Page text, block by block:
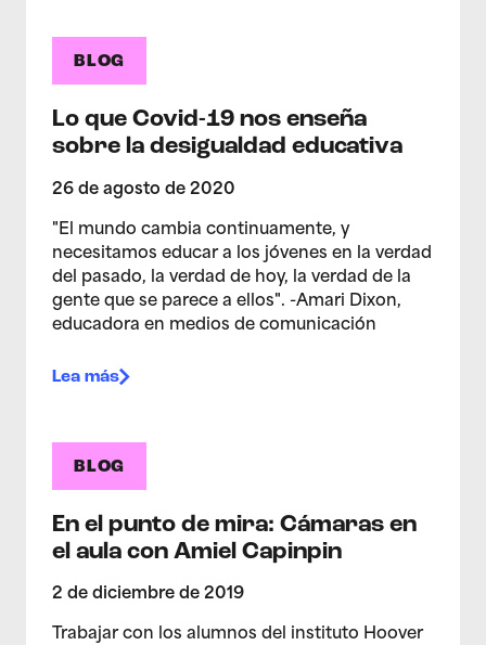
BLOG
Lo que Covid-19 nos enseña
sobre la desigualdad educativa
26 de agosto de 2020
"El mundo cambia continuamente, y
necesitamos educar a los jóvenes en la verdad
del pasado, la verdad de hoy, la verdad de la
gente que se parece a ellos". -Amari Dixon,
educadora en medios de comunicación
Lea más
BLOG
En el punto de mira: Cámaras en
el aula con Amiel Capinpin
2 de diciembre de 2019
Trabajar con los alumnos del instituto Hoover